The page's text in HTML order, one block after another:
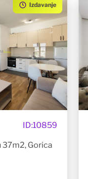
Izdavanje
ID:10859
37m2, Gorica